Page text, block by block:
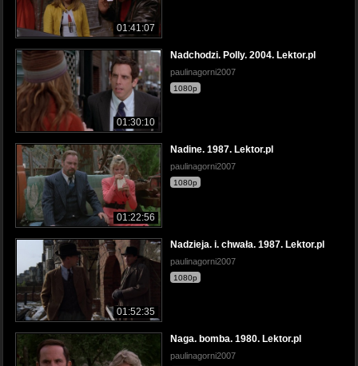
01:41:07
01:30:10
Nadchodzi. Polly. 2004. Lektor.pl
paulinagorni2007
1080p
01:22:56
Nadine. 1987. Lektor.pl
paulinagorni2007
1080p
01:52:35
Nadzieja. i. chwała. 1987. Lektor.pl
paulinagorni2007
1080p
Naga. bomba. 1980. Lektor.pl
paulinagorni2007